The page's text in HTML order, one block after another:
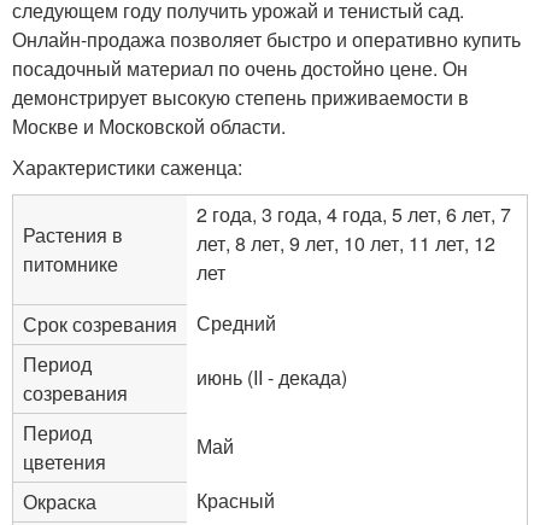
следующем году получить урожай и тенистый сад.
Онлайн-продажа позволяет быстро и оперативно купить
посадочный материал по очень достойно цене. Он
демонстрирует высокую степень приживаемости в
Москве и Московской области.
Характеристики саженца:
Растения в
питомнике
2 года, 3 года, 4 года, 5 лет, 6 лет, 7
лет, 8 лет, 9 лет, 10 лет, 11 лет, 12
лет
Срок созревания
Средний
Период
созревания
июнь (II - декада)
Период
цветения
Май
Окраска
Красный